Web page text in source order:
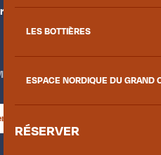
LES BOTTIÈRES
ESPACE NORDIQUE DU GRAND
RÉSERVER
venir ?